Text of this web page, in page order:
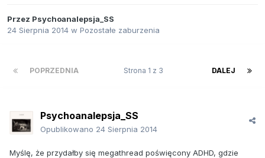
Przez Psychoanalepsja_SS
24 Sierpnia 2014 w Pozostałe zaburzenia
POPRZEDNIA DALEJ
Strona 1 z 3
Psychoanalepsja_SS
Opublikowano 24 Sierpnia 2014
Myślę, że przydałby się megathread poświęcony ADHD, gdzie